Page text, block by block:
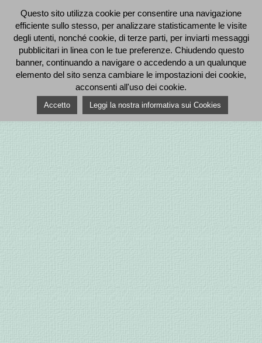
Questo sito utilizza cookie per consentire una navigazione
efficiente sullo stesso, per analizzare statisticamente le visite
degli utenti, nonché cookie, di terze parti, per inviarti messaggi
pubblicitari in linea con le tue preferenze. Chiudendo questo
banner, continuando a navigare o accedendo a un qualunque
elemento del sito senza cambiare le impostazioni dei cookie,
acconsenti all'uso dei cookie.
Accetto Leggi la nostra informativa sui Cookies